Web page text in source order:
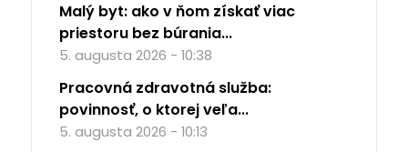
Malý byt: ako v ňom získať viac
priestoru bez búrania...
5. augusta 2026 - 10:38
Pracovná zdravotná služba:
povinnosť, o ktorej veľa...
5. augusta 2026 - 10:13